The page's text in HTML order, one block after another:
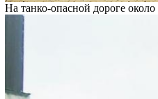
На танко-опасной дороге